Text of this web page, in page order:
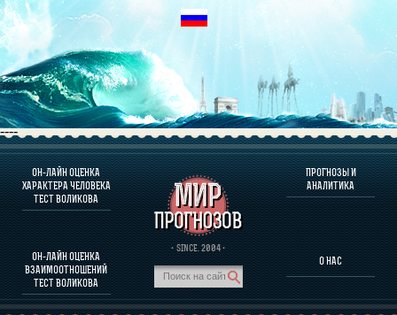
----
ОН-ЛАЙН ОЦЕНКА
ХАРАКТЕРА ЧЕЛОВЕКА
ТЕСТ ВОЛИКОВА
ОН-ЛАЙН ОЦЕНКА
ВЗАИМООТНОШЕНИЙ
ТЕСТ ВОЛИКОВА
· SINCE. 2004 ·
ПРОГНОЗЫ И
АНАЛИТИКА
О НАС
О ПРОГРАММЕ
ОЦЕНКА ХАРАКТЕРA ЧЕЛОВЕКА
ОЦЕНКА ХАРАКТЕРА ВЫДАЮЩИХСЯ ЛИЧНОСТЕЙ
О ПРОГРАММЕ
ПРОГНОЗЫ И АНАЛИТИКА